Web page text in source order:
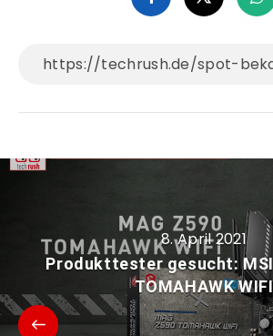
8. April 2021
Produkttester gesucht:
TOMAHAWK WIFI